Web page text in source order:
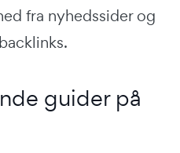
fra nyhedssider og
guider på